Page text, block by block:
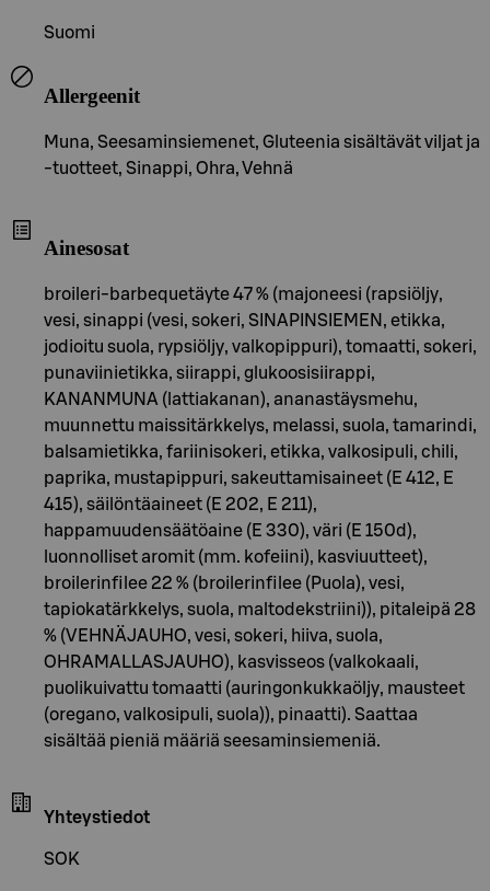
Suomi
Allergeenit
Muna, Seesaminsiemenet, Gluteenia sisältävät viljat ja
-tuotteet, Sinappi, Ohra, Vehnä
Ainesosat
broileri-barbequetäyte 47 % (majoneesi (rapsiöljy,
vesi, sinappi (vesi, sokeri, SINAPINSIEMEN, etikka,
jodioitu suola, rypsiöljy, valkopippuri), tomaatti, sokeri,
punaviinietikka, siirappi, glukoosisiirappi,
KANANMUNA (lattiakanan), ananastäysmehu,
muunnettu maissitärkkelys, melassi, suola, tamarindi,
balsamietikka, fariinisokeri, etikka, valkosipuli, chili,
paprika, mustapippuri, sakeuttamisaineet (E 412, E
415), säilöntäaineet (E 202, E 211),
happamuudensäätöaine (E 330), väri (E 150d),
luonnolliset aromit (mm. kofeiini), kasviuutteet),
broilerinfilee 22 % (broilerinfilee (Puola), vesi,
tapiokatärkkelys, suola, maltodekstriini)), pitaleipä 28
% (VEHNÄJAUHO, vesi, sokeri, hiiva, suola,
OHRAMALLASJAUHO), kasvisseos (valkokaali,
puolikuivattu tomaatti (auringonkukkaöljy, mausteet
(oregano, valkosipuli, suola)), pinaatti). Saattaa
sisältää pieniä määriä seesaminsiemeniä.
Yhteystiedot
SOK